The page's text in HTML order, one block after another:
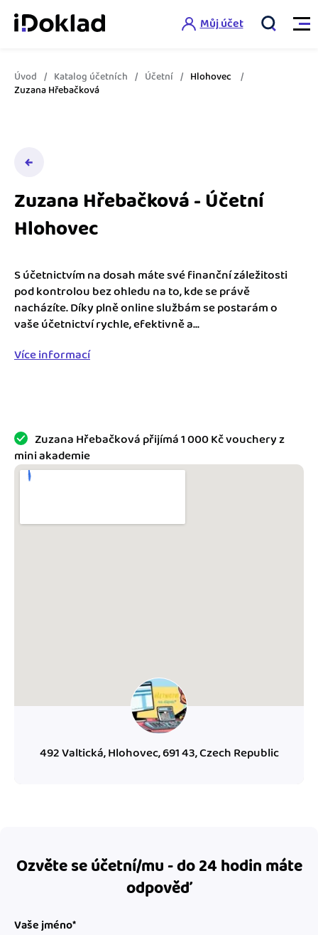
Vlastnosti
Správa kontaktů
Hlídání cashflow
Spolupráce s účetní
Propojení na další systémy
Spřátelené účetní
Katalog doplňků
Nápověda
Jak začít podnikat
Jak se vyznat ve fakturaci
Blog
Šablony faktur
Šablona pro plátce DPH
Šablona pro neplátce DPH
Registrovat ZDARMA
Můj účet
Úvod Katalog účetních Účetní
Hlohovec
Zuzana Hřebačková
Zuzana Hřebačková - Účetní
Hlohovec
S účetnictvím na dosah máte své finanční záležitosti
pod kontrolou bez ohledu na to, kde se právě
nacházíte. Díky plně online službám se postarám o
vaše účetnictví rychle, efektivně a...
Více informací
Zuzana Hřebačková přijímá 1 000 Kč vouchery z
mini akademie
492 Valtická, Hlohovec, 691 43, Czech Republic
Ozvěte se účetní/mu - do 24 hodin máte
odpověď
Vaše jméno*